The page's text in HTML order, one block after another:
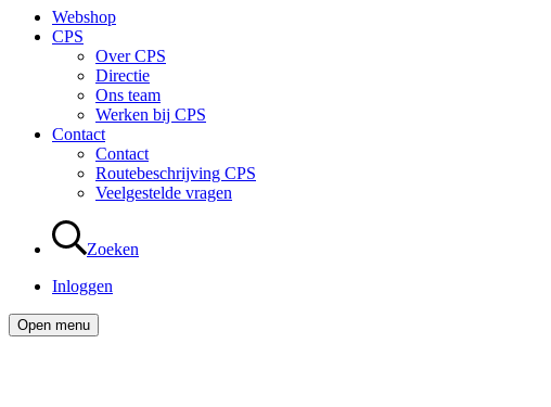
Webshop
CPS
Over CPS
Directie
Ons team
Werken bij CPS
Contact
Contact
Routebeschrijving CPS
Veelgestelde vragen
Zoeken
Inloggen
Open menu